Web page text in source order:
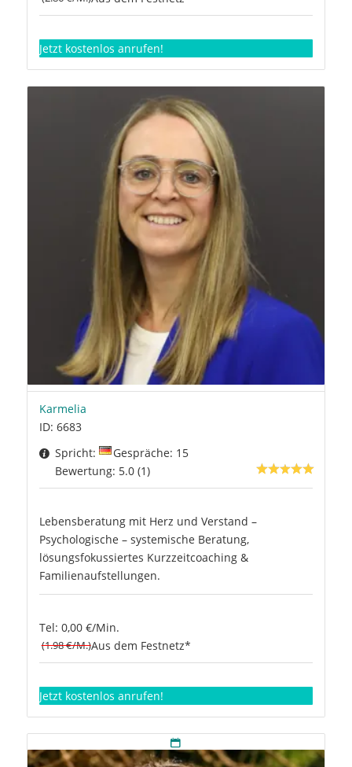
Jetzt kostenlos anrufen!
Karmelia
ID: 6683
Spricht:
Gespräche: 15
Bewertung: 5.0 (1)
Lebensberatung mit Herz und Verstand –
Psychologische – systemische Beratung,
lösungsfokussiertes Kurzzeitcoaching &
Familienaufstellungen.
Tel: 0,00 €/Min.
(1.98 €/M.)Aus dem Festnetz*
Jetzt kostenlos anrufen!